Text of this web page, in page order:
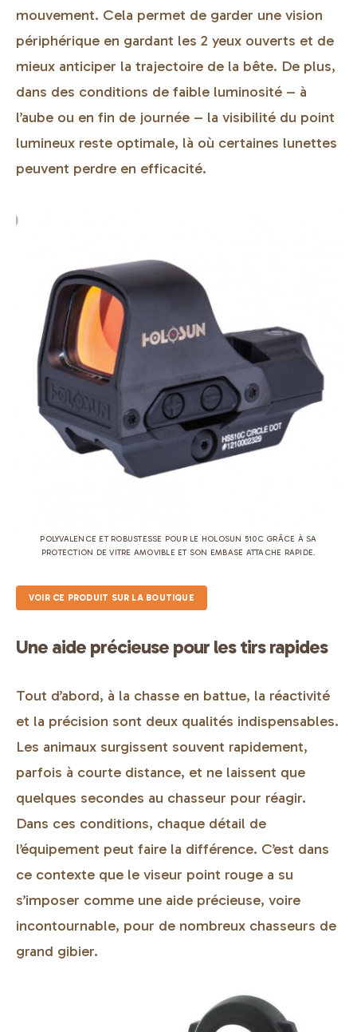
mouvement. Cela permet de garder une vision
périphérique en gardant les 2 yeux ouverts et de
mieux anticiper la trajectoire de la bête. De plus,
dans des conditions de faible luminosité – à
l’aube ou en fin de journée – la visibilité du point
lumineux reste optimale, là où certaines lunettes
peuvent perdre en efficacité.
POLYVALENCE ET ROBUSTESSE POUR LE HOLOSUN 510C GRÂCE À SA
PROTECTION DE VITRE AMOVIBLE ET SON EMBASE ATTACHE RAPIDE.
VOIR CE PRODUIT SUR LA BOUTIQUE
Une aide précieuse pour les tirs rapides
Tout d’abord, à la chasse en battue, la réactivité
et la précision sont deux qualités indispensables.
Les animaux surgissent souvent rapidement,
parfois à courte distance, et ne laissent que
quelques secondes au chasseur pour réagir.
Dans ces conditions, chaque détail de
l’équipement peut faire la différence. C’est dans
ce contexte que le viseur point rouge a su
s’imposer comme une aide précieuse, voire
incontournable, pour de nombreux chasseurs de
grand gibier.